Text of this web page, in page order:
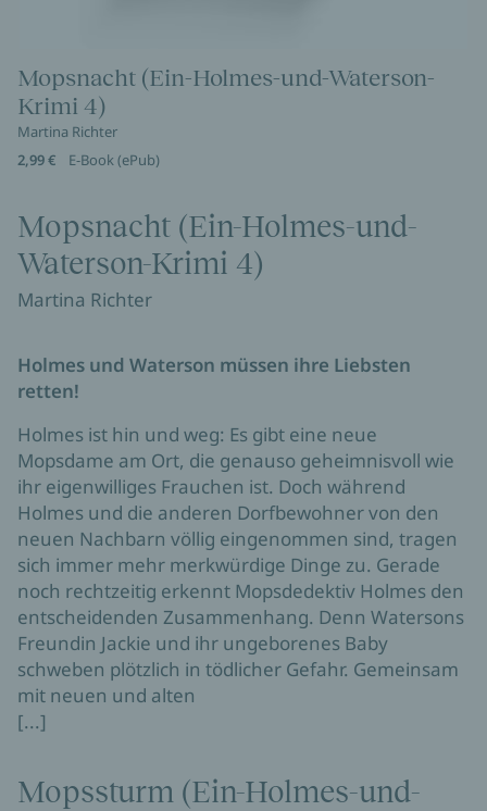
Mopsnacht (Ein-Holmes-und-Waterson-
Krimi 4)
Martina Richter
2,99 €
E-Book (ePub)
Mopsnacht (Ein-Holmes-und-
Waterson-Krimi 4)
Martina Richter
Holmes und Waterson müssen ihre Liebsten
retten!
Holmes ist hin und weg: Es gibt eine neue
Mopsdame am Ort, die genauso geheimnisvoll wie
ihr eigenwilliges Frauchen ist. Doch während
Holmes und die anderen Dorfbewohner von den
neuen Nachbarn völlig eingenommen sind, tragen
sich immer mehr merkwürdige Dinge zu. Gerade
noch rechtzeitig erkennt Mopsdedektiv Holmes den
entscheidenden Zusammenhang. Denn Watersons
Freundin Jackie und ihr ungeborenes Baby
schweben plötzlich in tödlicher Gefahr. Gemeinsam
mit neuen und alten
[...]
Mopssturm (Ein-Holmes-und-